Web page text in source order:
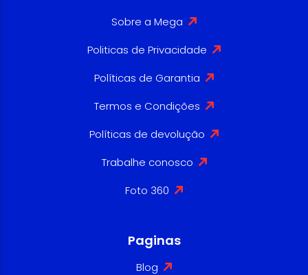
Sobre a Mega
Politicas de Privacidade
Políticas de Garantia
Termos e Condições
Políticas de devolução
Trabalhe conosco
Foto 360
Paginas
Blog